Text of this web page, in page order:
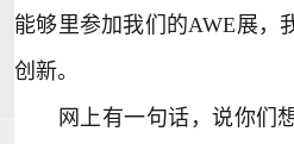
能够里参加我们的AWE展，
创新。
网上有一句话，说你们想